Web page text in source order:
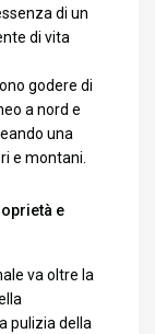
di un
di vita
godere di
a nord e
una
e montani.
e
va oltre la
pulizia della